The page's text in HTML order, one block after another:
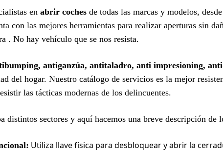
en abrir coches de todas las marcas y modelos,
con las mejores herramientas para realizar aperturas sin
. No hay vehículo que se nos resista.
antiganzúa, antitaladro, anti impresioning,
del hogar. Nuestro catálogo de servicios es la mejor
las tácticas modernas de los delincuentes.
distintos sectores y aquí hacemos una breve descripción de
Utiliza llave física para desbloquear y abrir la